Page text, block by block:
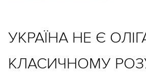
УКРАЇНА НЕ Є
КЛАСИЧНОМУ